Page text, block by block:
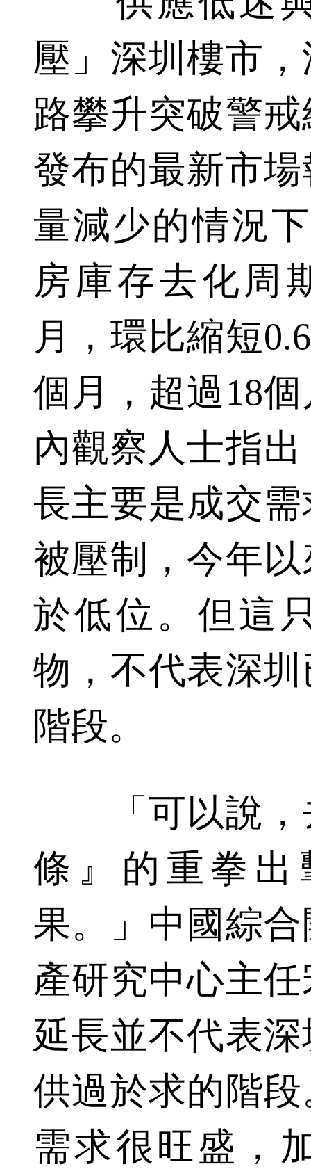
壓」深圳樓市
路攀升突破警
發布的最新市
量減少的情況
房庫存去化周
月，環比縮短
個月，超過18
內觀察人士指
長主要是成交
被壓制，今年
於低位。但這
物，不代表深
階段。
「可以說，
條』的重拳出
果。」中國綜
產研究中心主
延長並不代表
供過於求的階
需求很旺盛，